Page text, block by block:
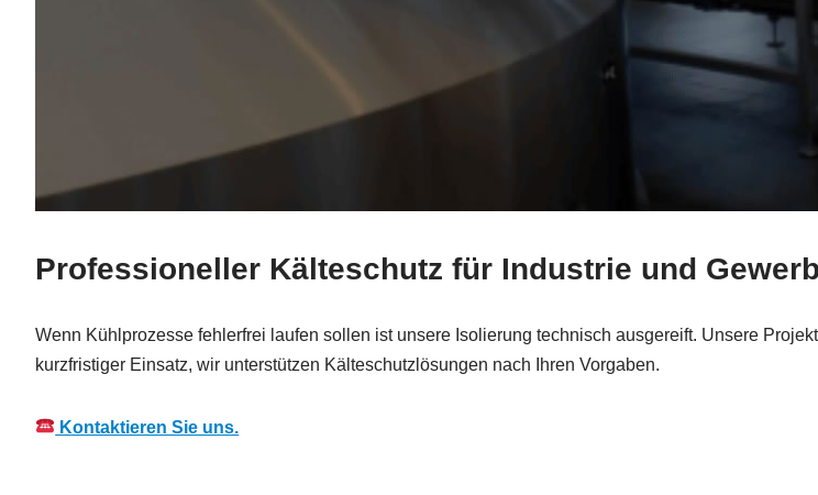
Professioneller Kälteschutz für Industrie und
Wenn Kühlprozesse fehlerfrei laufen sollen ist unsere Isolierung technisch ausgereift. Unsere
kurzfristiger Einsatz, wir unterstützen Kälteschutzlösungen nach Ihren Vorgaben.
Kontaktieren Sie uns.